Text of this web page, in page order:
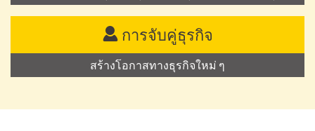
การจับคู่ธุรกิจ
สร้างโอกาสทางธุรกิจใหม่ ๆ